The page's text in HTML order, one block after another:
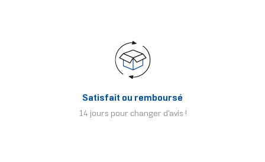
Satisfait ou remboursé
14 jours pour changer d'avis !